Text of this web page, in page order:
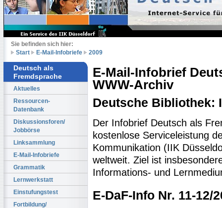
Sie befinden sich hier:
Start
E-Mail-Infobriefe 2009
Deutsch als
Fremdsprache
Aktuelles
Ressourcen-
Datenbank
Diskussionsforen/
Jobbörse
Linksammlung
E-Mail-Infobriefe
Grammatik
Lernwerkstatt
Einstufungstest
Fortbildung/
E-Mail-Infobrief
WWW-Archiv
Deutsche Bibliothek:
Der Infobrief Deutsch als
kostenlose Serviceleistung
Kommunikation (IIK
weltweit. Ziel ist
Informations- und
E-DaF-Info Nr. 11-12/